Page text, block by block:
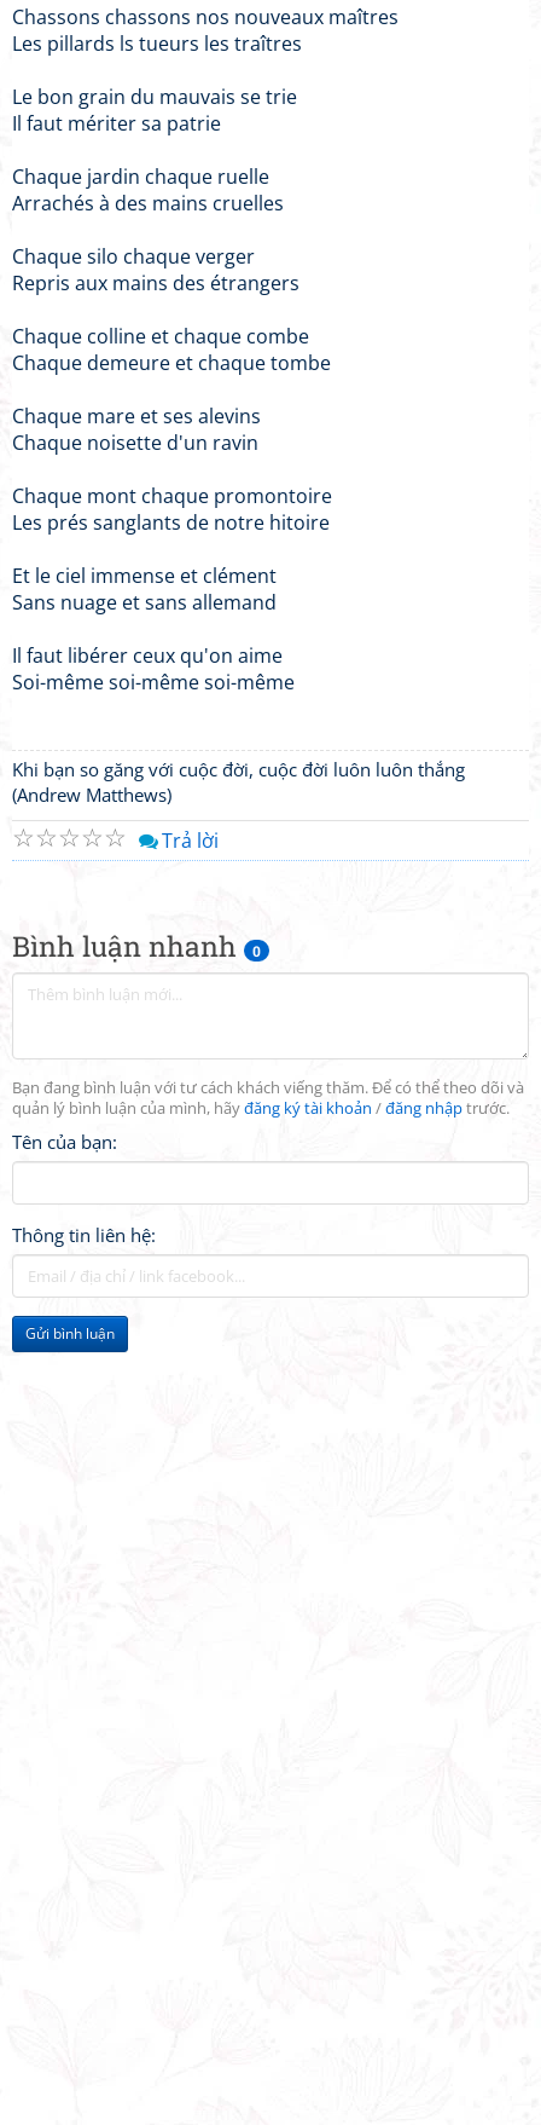
Bình luận nhanh 0
Bạn đang bình luận với tư cách khách viếng thăm. Để có thể theo dõi và
quản lý bình luận của mình, hãyđăng ký tài khoản /đăng nhậptrước.
Tên của bạn:
Thông tin liên hệ:
Gửi bình luận
Chassons chassons nos nouveaux maîtres
Les pillards ls tueurs les traîtres
Le bon grain du mauvais se trie
Il faut mériter sa patrie
Chaque jardin chaque ruelle
Arrachés à des mains cruelles
Chaque silo chaque verger
Repris aux mains des étrangers
Chaque colline et chaque combe
Chaque demeure et chaque tombe
Chaque mare et ses alevins
Chaque noisette d'un ravin
Chaque mont chaque promontoire
Les prés sanglants de notre hitoire
Et le ciel immense et clément
Sans nuage et sans allemand
Il faut libérer ceux qu'on aime
Soi-même soi-même soi-même
Khi bạn so găng với cuộc đời, cuộc đời luôn luôn thắng
(Andrew Matthews)
☆
☆
☆
☆
☆ Trả lời